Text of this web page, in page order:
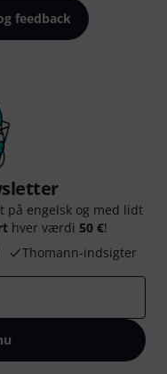
feedback
på engelsk og med lidt
hver værdi 50 €!
Thomann-indsigter